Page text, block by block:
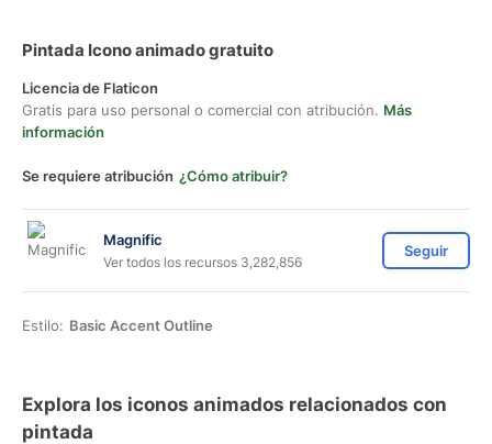
Pintada Icono animado gratuito
Licencia de Flaticon
Gratis para uso personal o comercial con atribución. Más
información
Se requiere atribución ¿Cómo atribuir?
Magnific
Ver todos los recursos 3,282,856
Seguir
Estilo: Basic Accent Outline
Explora los iconos animados relacionados con
pintada